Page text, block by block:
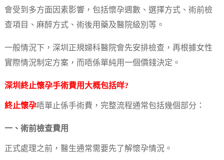
會受到多方面因素影響，包括懷孕週數、選擇方式、術前檢
查項目、麻醉方式、術後用藥及醫院級別等。
一般情況下，深圳正規婦科醫院會先安排檢查，再根據女性
實際情況制定方案，而唔係單純用一個價錢決定。
深圳 終止懷孕手術費用大概包括咩?
終止懷孕唔單止係手術費，完整流程通常包括幾個部分：
一、術前檢查費用
正式處理之前，醫生通常需要先了解懷孕情況。